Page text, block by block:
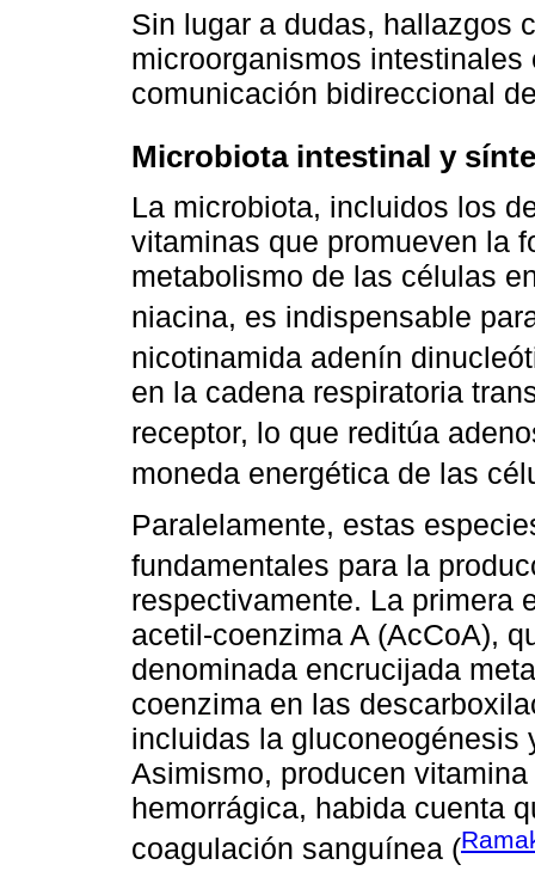
Sin lugar a dudas, hallazgos
microorganismos
comunicación bidireccional
Microbiota intestinal y
La microbiota, incluidos los
vitaminas que promueven la
metabolismo de las células
niacina, es indispensable
nicotinamida adenín
en la cadena respiratoria
receptor, lo que reditúa
moneda energética de las
Paralelamente, estas
fundamentales para la
respectivamente. La primera
acetil-coenzima A (AcCoA),
denominada encrucijada
coenzima en las
incluidas la
Asimismo, producen
hemorrágica, habida cuenta
coagulación sanguínea (